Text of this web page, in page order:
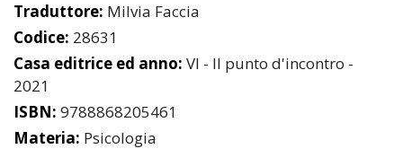
Traduttore: Milvia Faccia
Codice: 28631
Casa editrice ed anno: VI - Il punto d'incontro -
2021
ISBN: 9788868205461
Materia: Psicologia